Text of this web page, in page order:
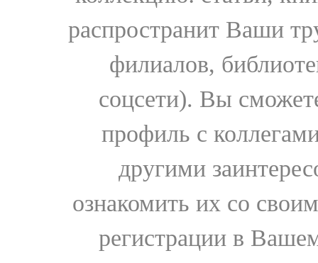
распространит Ваши
филиалов,
соцсети). Вы
профиль с
другими
ознакомить их со
регистрации в